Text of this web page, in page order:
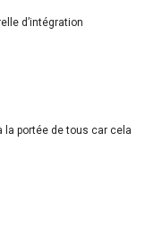
d’intégration
la portée de tous car cela